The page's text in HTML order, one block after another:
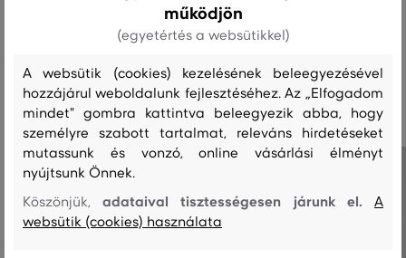
Ajánlott termékek
működjön
(egyetértés a websütikkel)
A websütik (cookies) kezelésének beleegyezésével
hozzájárul weboldalunk fejlesztéséhez. Az „Elfogadom
mindet" gombra kattintva beleegyezik abba, hogy
személyre szabott tartalmat, releváns hirdetéseket
mutassunk és vonzó, online vásárlási élményt
nyújtsunk Önnek.
Köszönjük,adataival tisztességesen járunk el.A
websütik (cookies) használata